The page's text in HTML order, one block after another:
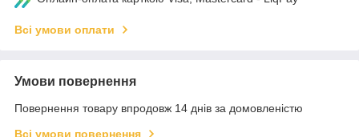
Всі умови оплати
Умови повернення
Повернення товару впродовж 14 днів за домовленістю
Всі умови повернення